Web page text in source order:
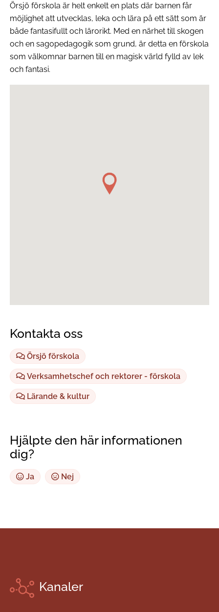
Örsjö förskola är helt enkelt en plats där barnen får
möjlighet att utvecklas, leka och lära på ett sätt som är
både fantasifullt och lärorikt. Med en närhet till skogen
och en sagopedagogik som grund, är detta en förskola
som välkomnar barnen till en magisk värld fylld av lek
och fantasi.
Kontakta oss
Örsjö förskola
Verksamhetschef och rektorer - förskola
Lärande & kultur
Hjälpte den här informationen
dig?
Ja Nej
Kanaler